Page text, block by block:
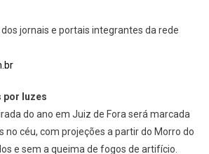
jornais e portais integrantes da rede
por luzes
do ano em Juiz de Fora será marcada
no céu, com projeções a partir do Morro do
e sem a queima de fogos de artifício.